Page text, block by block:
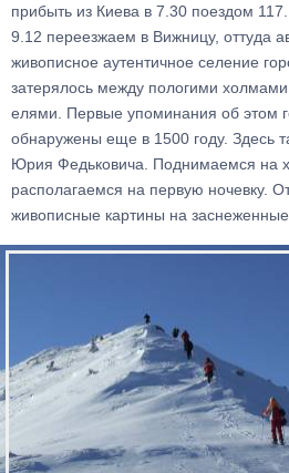
прибыть из Киева в 7.30 поездом
9.12 переезжаем в Вижницу, оттуда
живописное аутентичное селение
затерялось между пологими
елями. Первые упоминания об этом
обнаружены еще в 1500 году. Здесь
Юрия Федьковича. Поднимаемся на
располагаемся на первую ночевку.
живописные картины на